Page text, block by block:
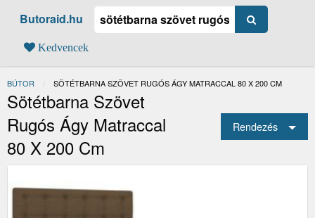
Butoraid.hu
Kedvencek
BÚTOR JELENLEGI:
SÖTÉTBARNA SZÖVET RUGÓS ÁGY MATRACCAL 80 X 200 CM
Sötétbarna Szövet
Rugós Ágy Matraccal
80 X 200 Cm
Rendezés